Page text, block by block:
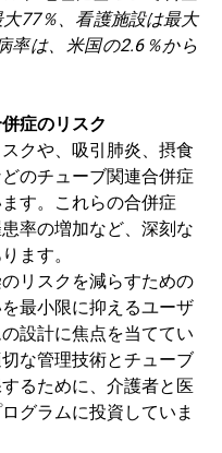
77％、看護施設は最大
率は、米国の2.6％から
症のリスク
クや、吸引肺炎、摂食
のチューブ関連合併症
す。これらの合併症
率の増加など、深刻な
ます。
リスクを減らすための
最小限に抑えるユーザ
設計に焦点を当ててい
な管理技術とチューブ
るために、介護者と医
グラムに投資していま